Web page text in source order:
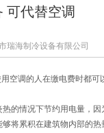
可代替空调
瑞海制冷设备有限公司
空调的人在缴电费时都可
的情况下节约用电量，
将累积在建筑物内部的